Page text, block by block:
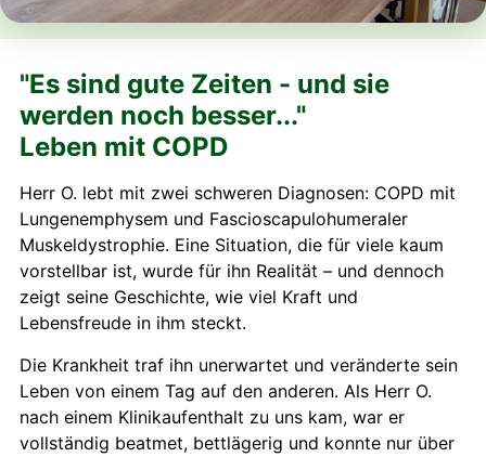
"Es sind gute Zeiten - und sie
werden noch besser..."
Leben mit COPD
Herr O. lebt mit zwei schweren Diagnosen: COPD mit
Lungenemphysem und Fascioscapulohumeraler
Muskeldystrophie. Eine Situation, die für viele kaum
vorstellbar ist, wurde für ihn Realität – und dennoch
zeigt seine Geschichte, wie viel Kraft und
Lebensfreude in ihm steckt.
Die Krankheit traf ihn unerwartet und veränderte sein
Leben von einem Tag auf den anderen. Als Herr O.
nach einem Klinikaufenthalt zu uns kam, war er
vollständig beatmet, bettlägerig und konnte nur über